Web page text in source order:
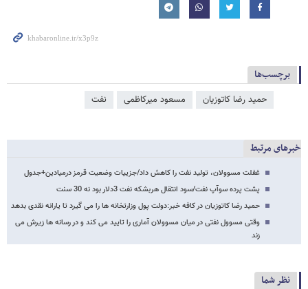
برچسب‌ها
حمید رضا کاتوزیان مسعود میرکاظمی نفت
خبرهای مرتبط
غفلت مسوولان، تولید نفت را کاهش داد/جزییات وضعیت قرمز درمیادین+جدول
پشت پرده سوآپ نفت/سود انتقال هربشکه نفت 3دلار بود نه 30 سنت
حمید رضا کاتوزیان در کافه خبر:دولت پول وزارتخانه ها را می گیرد تا یارانه نقدی بدهد
وقتی مسوول نفتی در میان مسوولان آماری را تایید می کند و در رسانه ها زیرش می
زند
نظر شما